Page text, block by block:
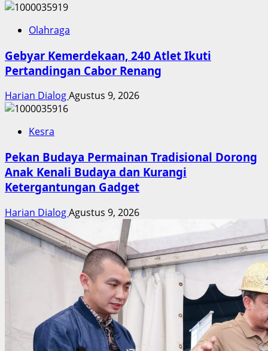
Olahraga
Gebyar Kemerdekaan, 240 Atlet Ikuti
Pertandingan Cabor Renang
Harian DialogAgustus 9, 2026
Kesra
Pekan Budaya Permainan Tradisional Dorong
Anak Kenali Budaya dan Kurangi
Ketergantungan Gadget
Harian DialogAgustus 9, 2026